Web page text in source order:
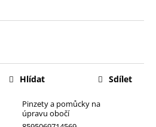
Pinzety a pomůcky na
úpravu obočí
Hlídat Sdílet